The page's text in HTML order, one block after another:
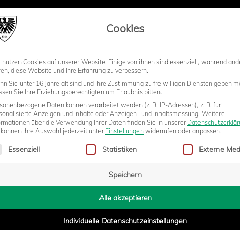
STADION BUSINESS KIDS
Jahn Regensburg
Cookies
Cookies auf unserer Website. Einige von ihnen sind essenziell, während
diese Website und Ihre Erfahrung zu verbessern.
Sie unter 16 Jahre alt sind und Ihre Zustimmung zu freiwilligen Diensten geben
Sie Ihre Erziehungsberechtigten um Erlaubnis bitten.
Daten können verarbeitet werden (z. B. IP-Adressen), z. B. für
Anzeigen und Inhalte oder Anzeigen- und Inhaltsmessung. Weitere
über die Verwendung Ihrer Daten finden Sie in unserer
Ihre Auswahl jederzeit unter Einstellungen widerrufen oder anpassen.
folgt eine Liste der Service-Gruppen, für die eine Einwilligung erteilt
Essenziell Statistiken Externe
Speichern
Alle akzeptieren
Individuelle Datenschutzeinstellungen